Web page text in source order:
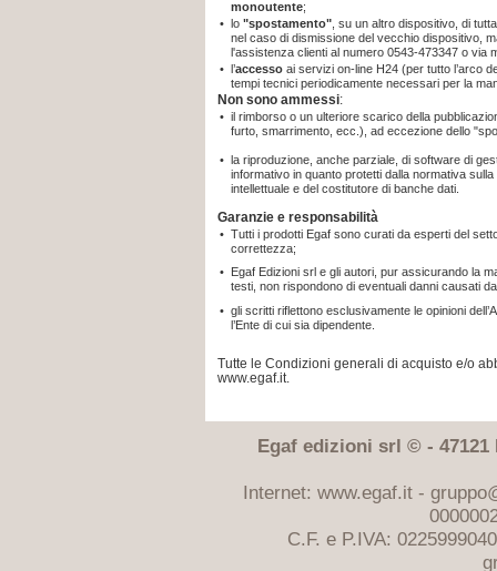
monoutente;
• lo "spostamento" , su un altro dispositivo, di
nel caso di dismissione del vecchio dispositivo,
l'assistenza clienti al numero 0543-473347 o via
• l’accesso ai servizi on-line H24 (per tutto l’arco
tempi tecnici periodicamente necessari per la
Non sono ammessi:
• il rimborso o un ulteriore scarico della
furto, smarrimento, ecc.), ad eccezione dello
• la riproduzione, anche parziale, di software di
informativo in quanto protetti dalla normativa
intellettuale e del costitutore di banche dati.
Garanzie e responsabilità
• Tutti i prodotti Egaf sono curati da esperti del
correttezza;
• Egaf Edizioni srl e gli autori, pur assicurando la
testi, non rispondono di eventuali danni causati
• gli scritti riflettono esclusivamente le opinioni
l’Ente di cui sia dipendente.
Tutte le Condizioni generali di acquisto e/o
www.egaf.it.
Egaf edizioni srl © - 47121
Internet: www.egaf.it -
C.F. e P.IVA: